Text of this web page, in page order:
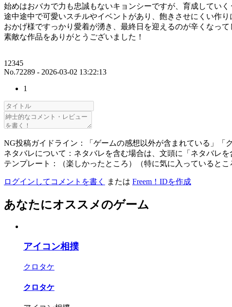
始めはおバカで力も忠誠もないキョンシーですが、育成してい
途中途中で可愛いスチルやイベントがあり、飽きさせにくい作り
おかげ様ですっかり愛着が湧き、最終日を迎えるのが辛くなって
素敵な作品をありがとうございました！
12345
No.72289 - 2026-03-02 13:22:13
1
NG投稿ガイドライン：「ゲームの感想以外が含まれている」「
ネタバレについて：ネタバレを含む場合は、文頭に「ネタバレを
テンプレート：（楽しかったところ）（特に気に入っていると
ログインしてコメントを書く または Freem！IDを作成
あなたにオススメのゲーム
アイコン相撲
クロタケ
クロタケ